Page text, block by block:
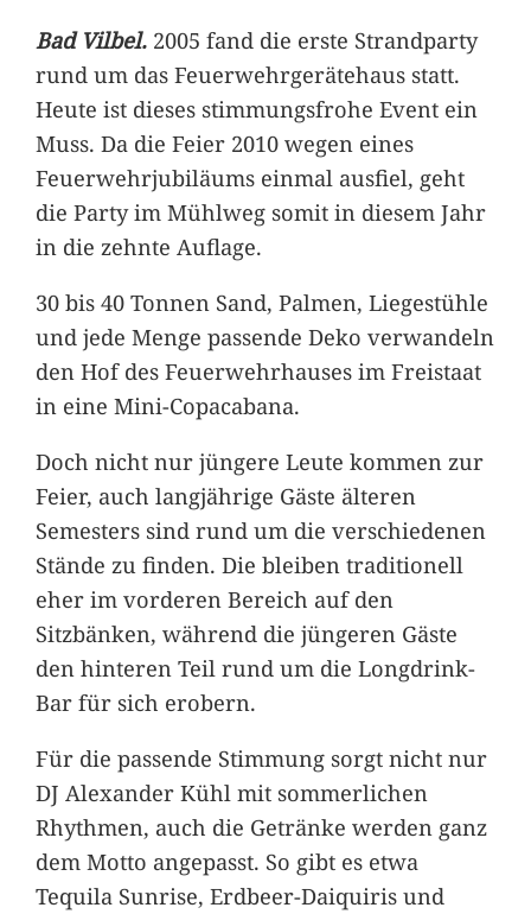
Bad Vilbel. 2005 fand die erste Strandparty
rund um das Feuerwehrgerätehaus statt.
Heute ist dieses stimmungsfrohe Event ein
Muss. Da die Feier 2010 wegen eines
Feuerwehrjubiläums einmal ausfiel, geht
die Party im Mühlweg somit in diesem Jahr
in die zehnte Auflage.
30 bis 40 Tonnen Sand, Palmen, Liegestühle
und jede Menge passende Deko verwandeln
den Hof des Feuerwehrhauses im Freistaat
in eine Mini-Copacabana.
Doch nicht nur jüngere Leute kommen zur
Feier, auch langjährige Gäste älteren
Semesters sind rund um die verschiedenen
Stände zu finden. Die bleiben traditionell
eher im vorderen Bereich auf den
Sitzbänken, während die jüngeren Gäste
den hinteren Teil rund um die Longdrink-
Bar für sich erobern.
Für die passende Stimmung sorgt nicht nur
DJ Alexander Kühl mit sommerlichen
Rhythmen, auch die Getränke werden ganz
dem Motto angepasst. So gibt es etwa
Tequila Sunrise, Erdbeer-Daiquiris und